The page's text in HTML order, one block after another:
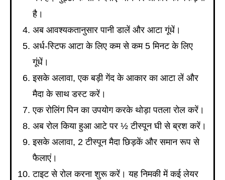
है।
अब आवश्यकतानुसार पानी डालें और आटा गूंधें।
अर्ध-स्टिफ आटा के लिए कम से कम 5 मिनट के लिए
गूंधें।
इसके अलावा, एक बड़ी गेंद के आकार का आटा लें और
मैदा के साथ डस्ट करें।
एक रोलिंग पिन का उपयोग करके थोड़ा पतला रोल करें।
अब रोल किया हुआ आटे पर ½ टीस्पून घी से ब्रश करें।
इसके अलावा, 2 टीस्पून मैदा छिड़कें और समान रूप से
फैलाएं।
टाइट से रोल करना शुरू करें। यह निमकी में कई लेयर